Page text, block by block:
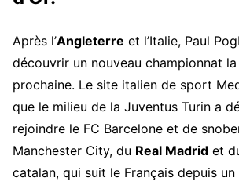
Après l’Angleterre et l’Italie, Paul
découvrir un nouveau championnat
prochaine. Le site italien de sport
que le milieu de la Juventus Turin a
rejoindre le FC Barcelone et de
Manchester City, du Real Madrid et
catalan, qui suit le Français depuis